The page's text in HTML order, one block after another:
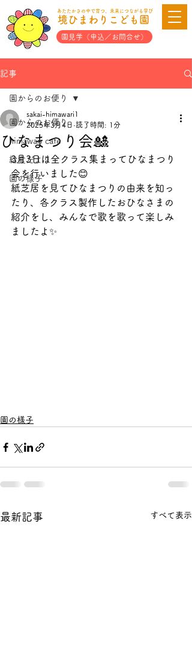
あたたかさの中で育つ、未来につながる学び
境ひまわりこども園
園見学（申込／お問合せ）
記事
園からのお便り
himawari cafe
給食だより
園の様子
園からのお便り
ひなまつり会🎎
sakai-himawari1
2025年3月4日 読了時間: 1分
3月3日は全クラス集まってひなまつり
会を行いました😊
紙芝居を見てひなまつりの由来を知っ
たり、各クラス製作したおひなさまの
紹介をし、みんなで歌を歌って楽しみ
ましたよ✨
園の様子
最新記事 すべて表示